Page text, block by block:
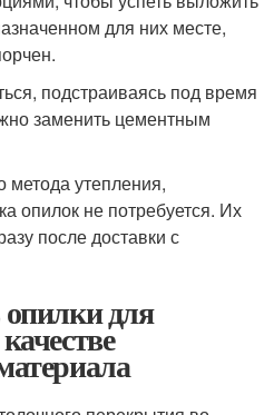
для них месте,
подстраиваясь под время
заменить цементным
метода утепления,
опилок не потребуется. Их
после доставки с
для